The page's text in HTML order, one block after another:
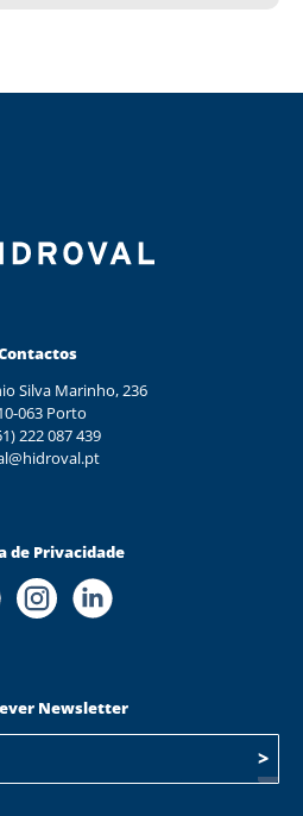
Silva Marinho, 236
063 Porto
222 087 439
de Privacidade
Newsletter
>